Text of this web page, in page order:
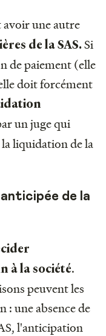
avoir une autre
de la SAS.Si
de paiement (elle
doit forcément
un juge qui
liquidation de la
de la
à la société.
peuvent les
: une absence de
l'anticipation